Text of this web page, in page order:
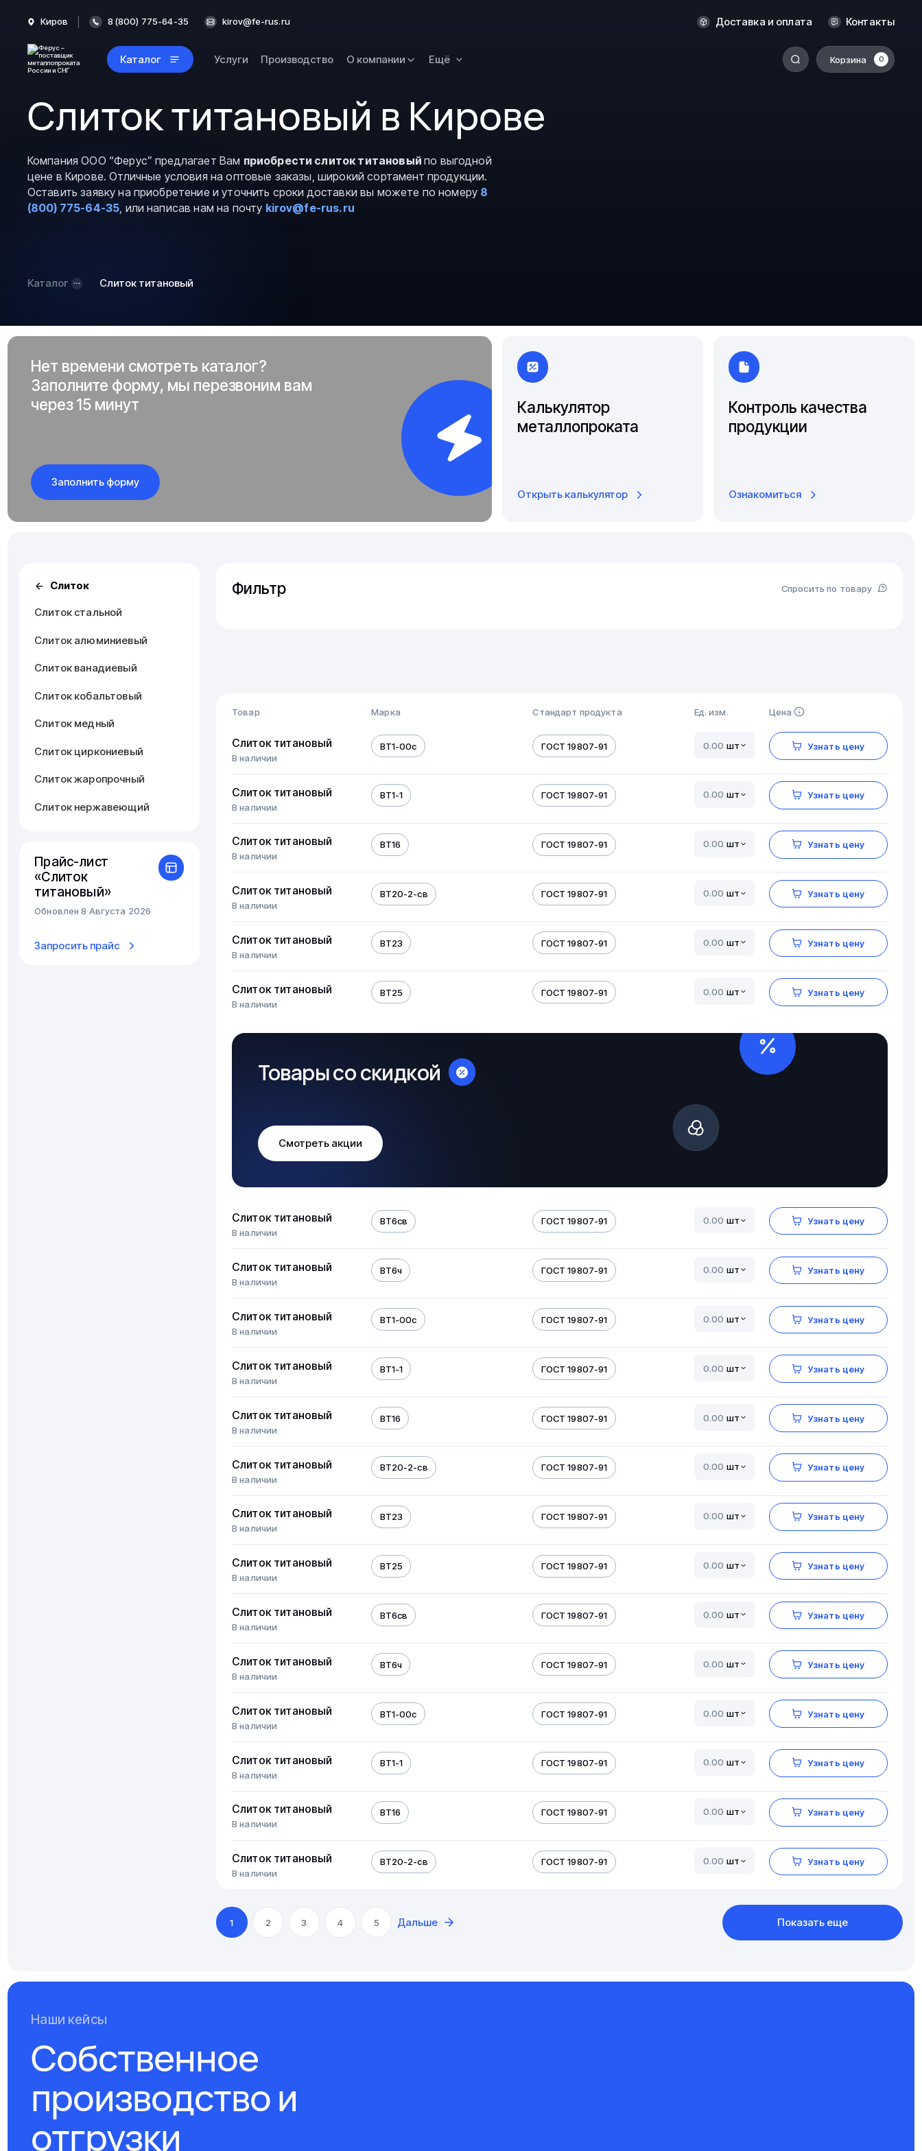
Киров 8 (800) 775-64-35 kirov@fe-rus.ru Доставка и оплата Контакты
Каталог Услуги Производство О компании Ещё Корзина 0
Оренбург
Ростов-на-Дону
Самара
Якутск
Ярославль
Слиток титановый в Кирове
Компания ООО “Ферус” предлагает Вам приобрести слиток титановыйпо выгодной
цене в Кирове. Отличные условия на оптовые заказы, широкий сортамент продукции.
Оставить заявку на приобретение и уточнить сроки доставки вы можете по номеру 8
(800) 775-64-35, или написав нам на почту kirov@fe-rus.ru
Каталог Слиток титановый
Нет времени смотреть каталог?
Заполните форму, мы перезвоним вам
через 15 минут
Заполнить форму
Калькулятор
металлопроката
Открыть калькулятор
Контроль качества
продукции
Ознакомиться
Слиток
Слиток стальной
Слиток алюминиевый
Слиток ванадиевый
Слиток кобальтовый
Слиток медный
Слиток циркониевый
Слиток жаропрочный
Слиток нержавеющий
Прайс-лист
«Слиток
титановый»
Обновлен 8 Августа 2026
Запросить прайс
Фильтр Спросить по товару
Товар Марка Стандарт продукта Ед. изм. Цена
Слиток титановый
В наличии
ВТ1-00с ГОСТ 19807-91 шт Узнать цену
Слиток титановый
В наличии
ВТ1-1 ГОСТ 19807-91 шт Узнать цену
Слиток титановый
В наличии
ВТ16 ГОСТ 19807-91 шт Узнать цену
Слиток титановый
В наличии
ВТ20-2-св ГОСТ 19807-91 шт Узнать цену
Слиток титановый
В наличии
ВТ23 ГОСТ 19807-91 шт Узнать цену
Слиток титановый
В наличии
ВТ25 ГОСТ 19807-91 шт Узнать цену
Товары со скидкой
Смотреть акции
Слиток титановый
В наличии
ВТ6св ГОСТ 19807-91 шт Узнать цену
Слиток титановый
В наличии
ВТ6ч ГОСТ 19807-91 шт Узнать цену
Слиток титановый
В наличии
ВТ1-00с ГОСТ 19807-91 шт Узнать цену
Слиток титановый
В наличии
ВТ1-1 ГОСТ 19807-91 шт Узнать цену
Слиток титановый
В наличии
ВТ16 ГОСТ 19807-91 шт Узнать цену
Слиток титановый
В наличии
ВТ20-2-св ГОСТ 19807-91 шт Узнать цену
Слиток титановый
В наличии
ВТ23 ГОСТ 19807-91 шт Узнать цену
Слиток титановый
В наличии
ВТ25 ГОСТ 19807-91 шт Узнать цену
Слиток титановый
В наличии
ВТ6св ГОСТ 19807-91 шт Узнать цену
Слиток титановый
В наличии
ВТ6ч ГОСТ 19807-91 шт Узнать цену
Слиток титановый
В наличии
ВТ1-00с ГОСТ 19807-91 шт Узнать цену
Слиток титановый
В наличии
ВТ1-1 ГОСТ 19807-91 шт Узнать цену
Слиток титановый
В наличии
ВТ16 ГОСТ 19807-91 шт Узнать цену
Слиток титановый
В наличии
ВТ20-2-св ГОСТ 19807-91 шт Узнать цену
1 2 3 4 5 Дальше Показать еще
Наши кейсы
Собственное
производство и
отгрузки